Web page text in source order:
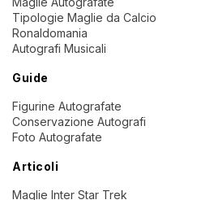
Tipologie Maglie da Calcio
Ronaldomania
Autografi Musicali
Guide
Figurine Autografate
Conservazione Autografi
Foto Autografate
Articoli
Maglie Inter Star Trek